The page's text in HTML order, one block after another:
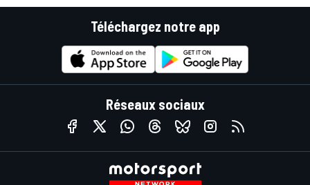
Téléchargez notre app
Réseaux sociaux